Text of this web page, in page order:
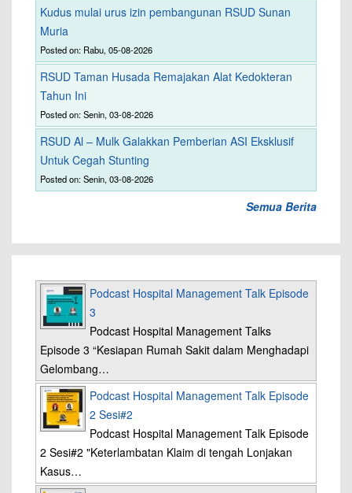
Kudus mulai urus izin pembangunan RSUD Sunan
Muria
Posted on: Rabu, 05-08-2026
RSUD Taman Husada Remajakan Alat Kedokteran
Tahun Ini
Posted on: Senin, 03-08-2026
RSUD Al – Mulk Galakkan Pemberian ASI Eksklusif
Untuk Cegah Stunting
Posted on: Senin, 03-08-2026
Semua Berita
Podcast Hospital Management Talk Episode
3
Podcast Hospital Management Talks
Episode 3 “Kesiapan Rumah Sakit dalam Menghadapi
Gelombang…
Podcast Hospital Management Talk Episode
2 Sesi#2
Podcast Hospital Management Talk Episode
2 Sesi#2 "Keterlambatan Klaim di tengah Lonjakan
Kasus…